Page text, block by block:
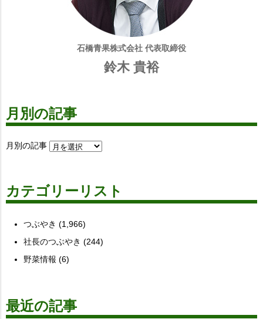
石橋青果株式会社 代表取締役
鈴木 貴裕
月別の記事
月別の記事
カテゴリーリスト
つぶやき (1,966)
社長のつぶやき (244)
野菜情報 (6)
最近の記事